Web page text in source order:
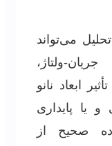
می‌تواند
ولتاژ،
ابعاد نانو
یا پایداری
صحیح از